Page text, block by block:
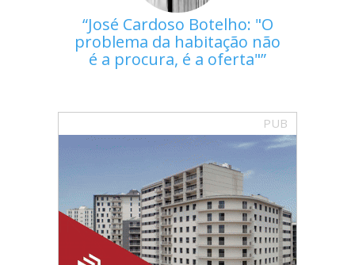
José Cardoso Botelho: "O
problema da habitação não
é a procura, é a oferta"
PUB